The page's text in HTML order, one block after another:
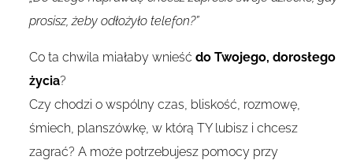
prosisz, żeby odłożyło telefon?”
Co ta chwila miałaby wnieśćdo Twojego, dorosłego
życia?
Czy chodzi o wspólny czas, bliskość, rozmowę,
śmiech, planszówkę, w którą TY lubisz i chcesz
zagrać? A może potrzebujesz pomocy przy